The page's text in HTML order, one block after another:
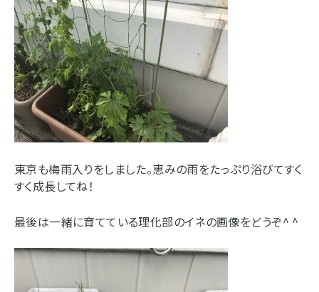
東京も梅雨入りをしました。恵みの雨をたっぷり浴びてすく
すく成長してね！
最後は一緒に育てている理化部のイネの画像をどうぞ^ ^